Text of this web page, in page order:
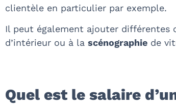
clientèle en particulier par exemple.
Il peut également ajouter différentes
d’intérieur ou à la scénographie de
Quel est le salaire